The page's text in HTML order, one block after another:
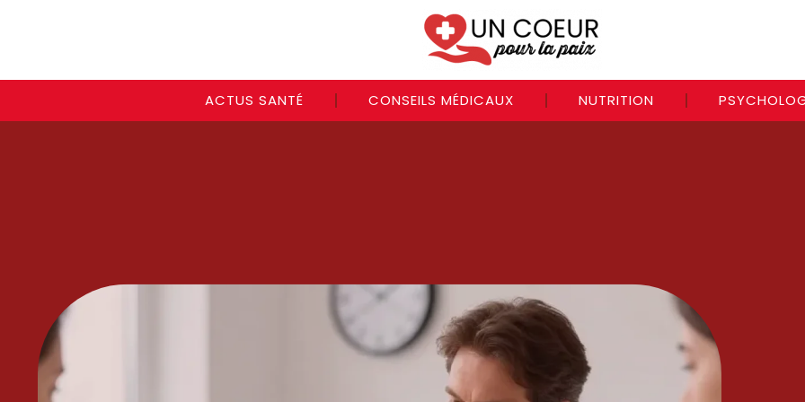
ACTUS SANTÉ CONSEILS MÉDICAUX NUTRITION